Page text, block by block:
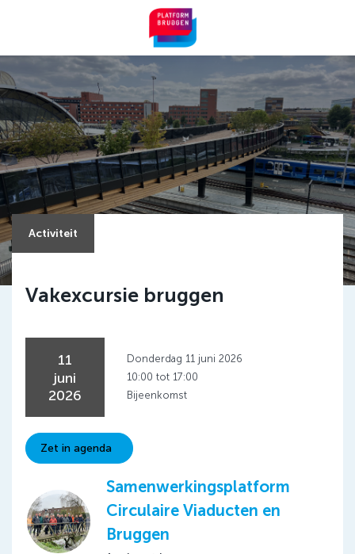
Activiteit
Vakexcursie bruggen
11
juni
2026
Donderdag 11 juni 2026
10:00 tot 17:00
Bijeenkomst
Zet in agenda
Samenwerkingsplatform
Circulaire Viaducten en
Bruggen